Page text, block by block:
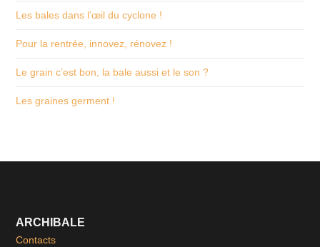
Les bales dans l’œil du cyclone !
Pour la rentrée, innovez, rénovez !
Le grain c’est bon, la bale aussi et le son ?
Les graines germent !
ARCHIBALE
Contacts